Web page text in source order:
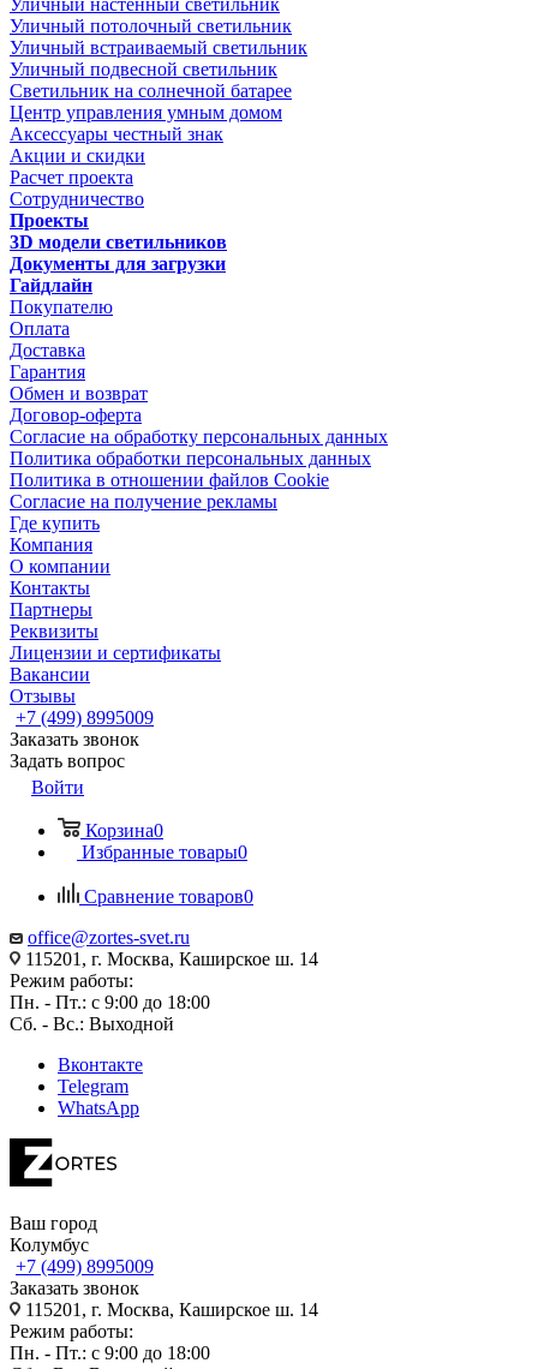
Уличный настенный светильник
Уличный потолочный светильник
Уличный встраиваемый светильник
Уличный подвесной светильник
Светильник на солнечной батарее
Центр управления умным домом
Аксессуары честный знак
Акции и скидки
Расчет проекта
Сотрудничество
Проекты
3D модели светильников
Документы для загрузки
Гайдлайн
Покупателю
Оплата
Доставка
Гарантия
Обмен и возврат
Договор-оферта
Согласие на обработку персональных данных
Политика обработки персональных данных
Политика в отношении файлов Cookie
Согласие на получение рекламы
Где купить
Компания
О компании
Контакты
Партнеры
Реквизиты
Лицензии и сертификаты
Вакансии
Отзывы
+7 (499) 8995009
Заказать звонок
Задать вопрос
Войти
Корзина0
Избранные товары0
Сравнение товаров0
office@zortes-svet.ru
115201, г. Москва, Каширское ш. 14
Режим работы:
Пн. - Пт.: с 9:00 до 18:00
Сб. - Вс.: Выходной
Вконтакте
Telegram
WhatsApp
Ваш город
Колумбус
+7 (499) 8995009
Заказать звонок
115201, г. Москва, Каширское ш. 14
Режим работы:
Пн. - Пт.: с 9:00 до 18:00